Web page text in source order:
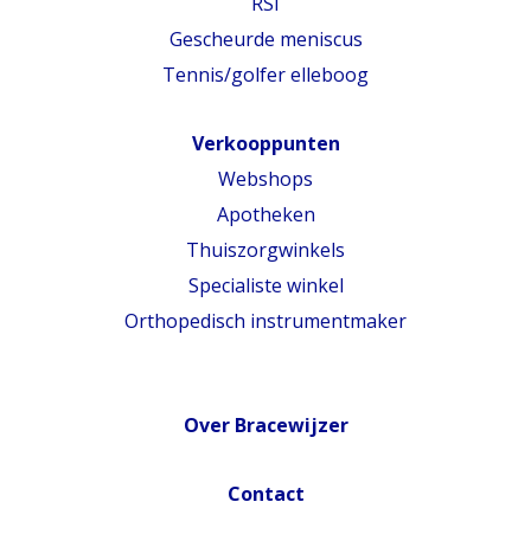
Gescheurde meniscus
Tennis/golfer elleboog
Verkooppunten
Webshops
Apotheken
Thuiszorgwinkels
Specialiste winkel
Orthopedisch instrumentmaker
Over Bracewijzer
Contact